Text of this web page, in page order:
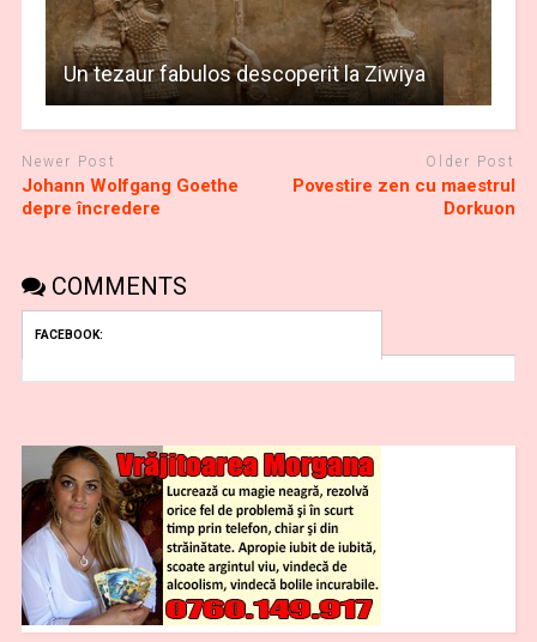
Un tezaur fabulos descoperit la Ziwiya
Newer Post
Johann Wolfgang Goethe
depre încredere
Older Post
Povestire zen cu maestrul
Dorkuon
COMMENTS
FACEBOOK: